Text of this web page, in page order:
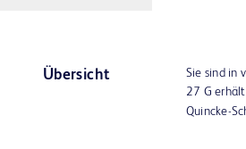
Übersicht
Sie sind in
27 G
Quincke-